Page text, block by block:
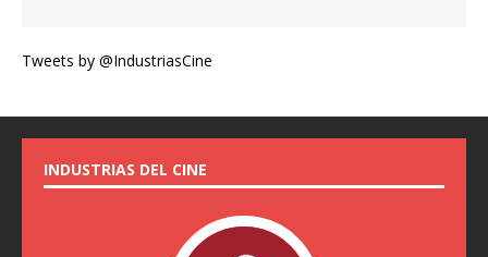
Tweets by @IndustriasCine
INDUSTRIAS DEL CINE